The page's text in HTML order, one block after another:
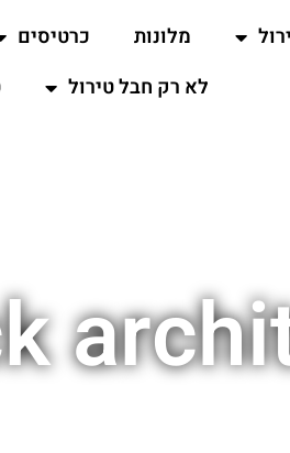
מלונות כרטיסים
לא רק חבל טירול